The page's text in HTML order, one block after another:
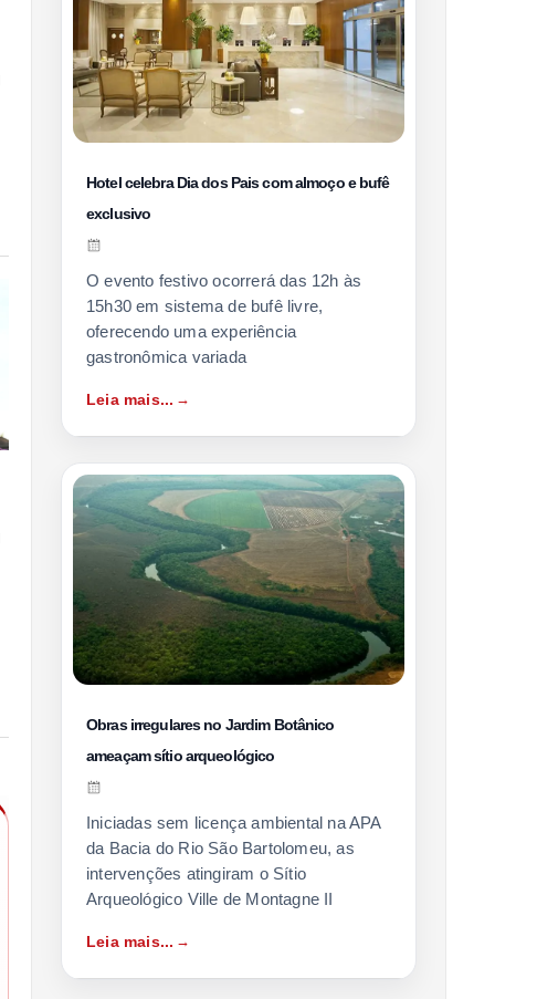
Hotel celebra Dia dos Pais com almoço e bufê
exclusivo
O evento festivo ocorrerá das 12h às
15h30 em sistema de bufê livre,
oferecendo uma experiência
gastronômica variada
Leia mais...
Obras irregulares no Jardim Botânico
ameaçam sítio arqueológico
Iniciadas sem licença ambiental na APA
da Bacia do Rio São Bartolomeu, as
intervenções atingiram o Sítio
Arqueológico Ville de Montagne II
Leia mais...